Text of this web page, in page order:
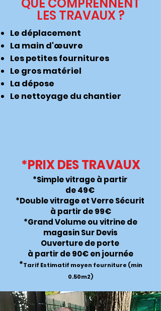
LES TRAVAUX ?
Le déplacement
La main d'œuvre
Les petites fournitures
Le gros matériel
La dépose
Le nettoyage du chantier
*PRIX DES TRAVAUX
*Simple vitrage à partir
de 49€
*Double vitrage et Verre Sécurit
à partir de 99€
*Grand Volume ou vitrine de
magasin Sur Devis
Ouverture de porte
à partir de 90€ en journée
*Tarif Estimatif moyen fourniture (min
0.50m2)